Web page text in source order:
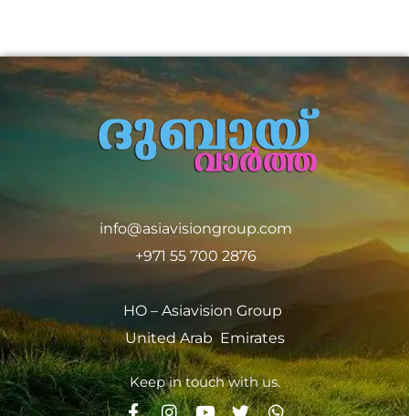
info@asiavisiongroup.com
+971 55 700 2876
HO – Asiavision Group
United Arab Emirates
Keep in touch with us.